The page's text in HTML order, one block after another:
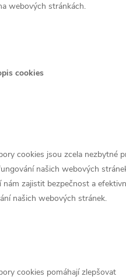
webových stránkách.
cookies
cookies jsou zcela nezbytné
našich webových
nám zajistit bezpečnost a
našich webových stránek.
cookies pomáhají zlepšovat